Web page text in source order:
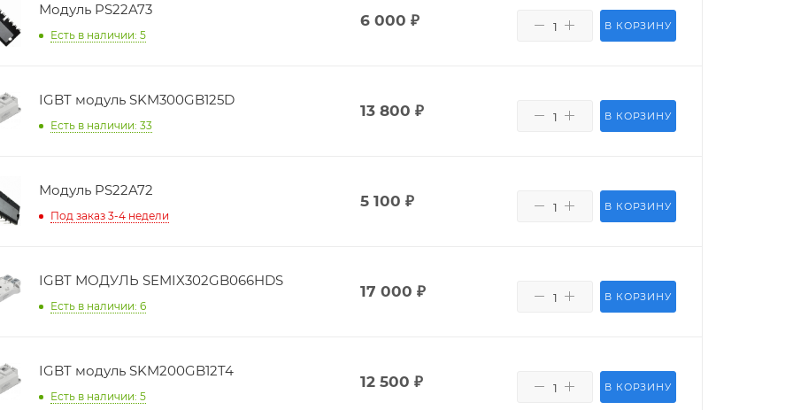
Модуль PS22A73
Есть в наличии: 5
6 000 ₽ В КОРЗИНУ
IGBT модуль SKM300GB125D
Есть в наличии: 33
13 800 ₽ В КОРЗИНУ
Модуль PS22A72
Под заказ 3-4 недели
5 100 ₽ В КОРЗИНУ
IGBT МОДУЛЬ SEMIX302GB066HDS
Есть в наличии: 6
17 000 ₽ В КОРЗИНУ
IGBT модуль SKM200GB12T4
Есть в наличии: 5
12 500 ₽ В КОРЗИНУ